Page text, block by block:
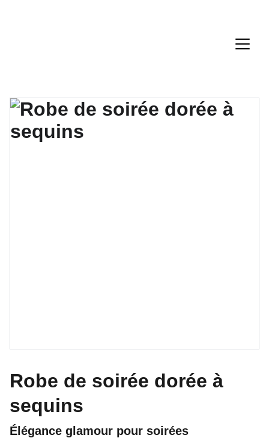
Robe de soirée dorée à
sequins
Élégance glamour pour soirées